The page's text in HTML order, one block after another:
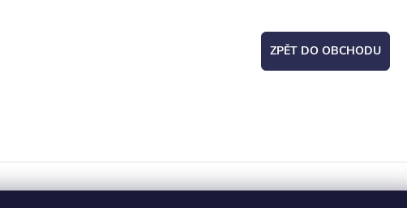
ZPĚT DO OBCHODU